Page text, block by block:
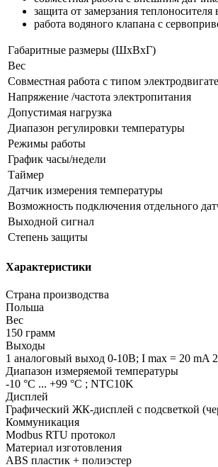
защита от замерзания
работа водяного клапана с
Габаритные размеры (ШхВхГ)
Вес
Совместная работа с типом
Напряжение /частота электропитания
Допустимая нагрузка
Диапазон регулировки температуры
Режимы работы
График часы/недели
Таймер
Датчик измерения температуры
Возможность подключения отдельного
Выходной сигнал
Степень защиты
Характеристики
Страна производства
Польша
Вес
150 грамм
Выходы
1 аналоговый выход 0-10В; I max = 20
Диапазон измеряемой температуры
-10 °C ... +99 °C ; NTC10K
Дисплей
Графический ЖК-дисплей с подсветкой
Коммуникация
Modbus RTU протокол
Материал изготовления
ABS пластик + полиэстер